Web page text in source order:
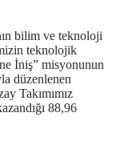
bilim ve teknoloji
teknolojik
İniş” misyonunun
düzenlenen
Takımımız
88,96